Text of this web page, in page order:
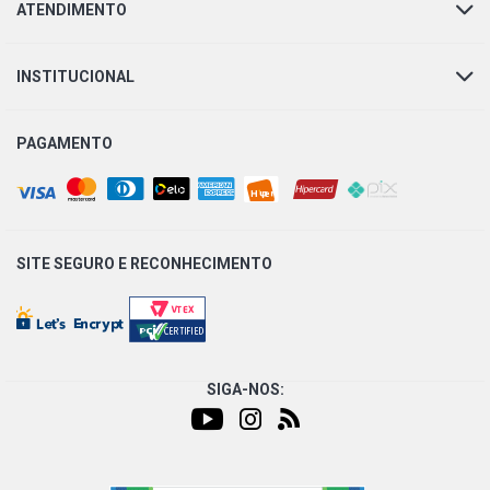
SERIE T 143 E CAMINHAO 10.6 24V DSC11 320 L6 DIESEL
SERIE T 143 E CAMINHAO 8.1 16V DCS14 DIESEL (1991 -
ATENDIMENTO
INSTITUCIONAL
PAGAMENTO
SITE SEGURO E RECONHECIMENTO
SIGA-NOS: